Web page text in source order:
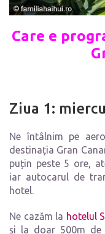
Care e
Ziua 1:
Ne întâlnim pe
destinația Gran
puțin peste 5 ore,
iar autocarul de
hotel.
Ne cazăm la hotelul
și la doar 500m de